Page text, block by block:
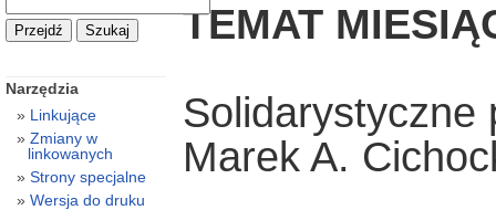
TEMAT
Solidarystyczne
Marek A.
Narzędzia
Linkujące
Zmiany w
linkowanych
Strony specjalne
Wersja do druku